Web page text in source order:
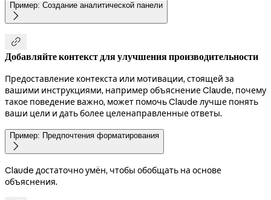
Пример: Создание аналитической панели


Добавляйте контекст для улучшения производительности
Предоставление контекста или мотивации, стоящей за
вашими инструкциями, например объяснение Claude, почему
такое поведение важно, может помочь Claude лучше понять
ваши цели и дать более целенаправленные ответы.
Пример: Предпочтения форматирования

Claude достаточно умён, чтобы обобщать на основе
объяснения.